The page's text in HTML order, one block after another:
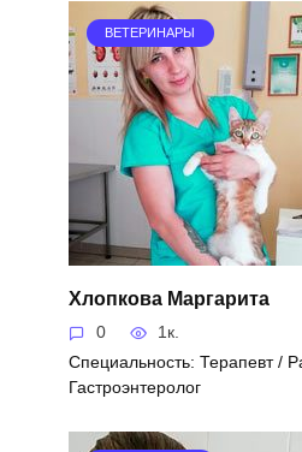
ВЕТЕРИНАРЫ
Хлопкова Маргарита
0 1к.
Специальность: Терапевт /
Гастроэнтеролог